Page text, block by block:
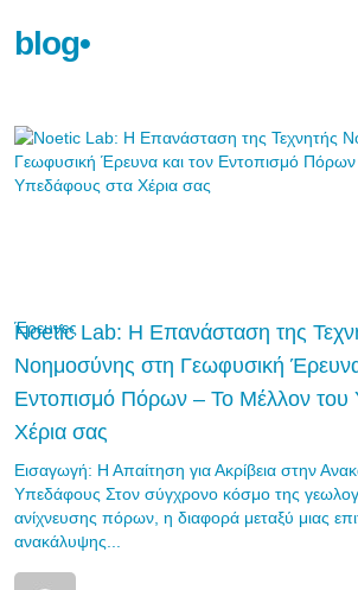
blog•
Έρευνες
Noetic Lab: Η Επανάσταση της
Νοημοσύνης στη Γεωφυσική
Εντοπισμό Πόρων – Το Μέλλον
Χέρια σας
Εισαγωγή: Η Απαίτηση για Ακρίβεια στην
Υπεδάφους Στον σύγχρονο κόσμο της
ανίχνευσης πόρων, η διαφορά μεταξύ μιας
ανακάλυψης...